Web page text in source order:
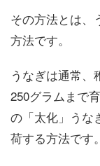
その方法とは、
方法です。
うなぎは通常、
250グラムまで
の「太化」うな
荷する方法です。